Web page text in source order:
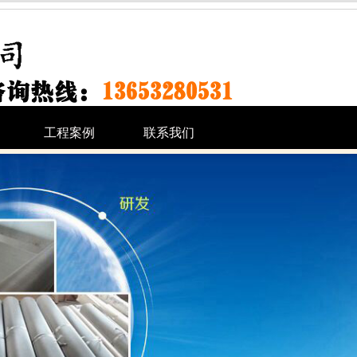
工程案例 联系我们